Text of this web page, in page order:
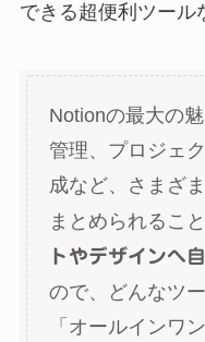
できる超便利ツール
Notionの最大の
管理、プロジェ
成など、さまざ
まとめられること
トやデザインへ
ので、どんなツ
「オールインワ